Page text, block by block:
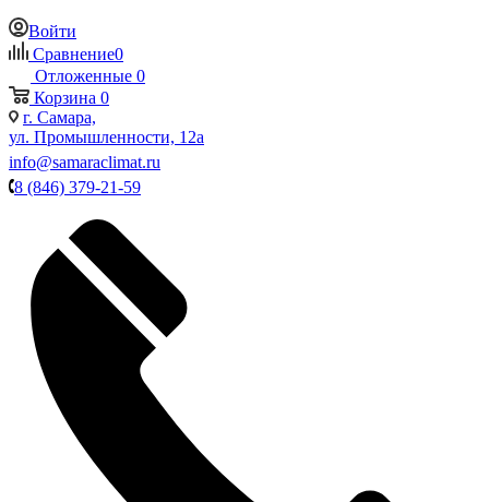
Войти
Сравнение0
Отложенные 0
Корзина 0
г. Самара,
ул. Промышленности, 12а
info@samaraclimat.ru
8 (846) 379-21-59